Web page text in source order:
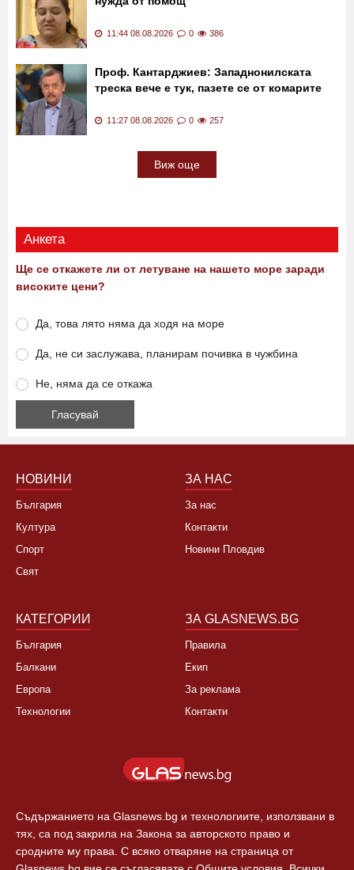
11:44 08.08.2026 0 386
Проф. Кантарджиев: Западнонилската
треска вече е тук, пазете се от комарите
11:27 08.08.2026 0 257
Виж още
Анкета
Ще се откажете ли от летуване на нашето море заради
високите цени?
Да, това лято няма да ходя на море
Да, не си заслужава, планирам почивка в чужбина
Не, няма да се откажа
НОВИНИ
България
Култура
Спорт
Свят
ЗА НАС
За нас
Контакти
Новини Пловдив
КАТЕГОРИИ
България
Балкани
Европа
Технологии
ЗА GLASNEWS.BG
Правила
Екип
За реклама
Контакти
Съдържанието на Glasnews.bg и технологиите, използвани в
тях, са под закрила на Закона за авторското право и
сродните му права. С всяко отваряне на страница от